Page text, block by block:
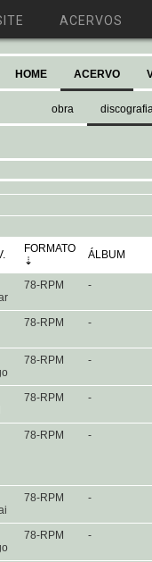
ACERVOS
HOME ACERVO
obra
FORMATO ÁLBUM
78-RPM -
78-RPM -
78-RPM -
78-RPM -
78-RPM -
78-RPM -
78-RPM -